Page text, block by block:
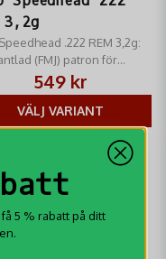
3,2g
.222 REM 3,2g:
(FMJ) patron för
och övning. Hög
50 gr kula.
549 kr
VÄLJ VARIANT
5 % rabatt på ditt